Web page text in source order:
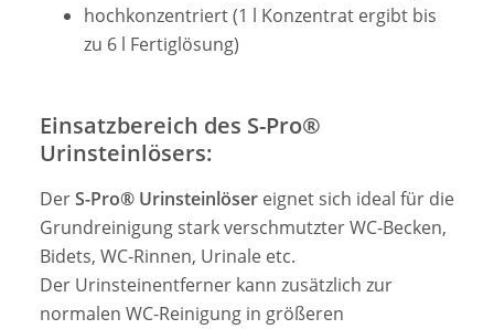
hochkonzentriert (1 l Konzentrat ergibt bis
zu 6 l Fertiglösung)
Einsatzbereich des S-Pro®
Urinsteinlösers:
DerS-Pro® Urinsteinlöser eignet sich ideal für die
Grundreinigung stark verschmutzter WC-Becken,
Bidets, WC-Rinnen, Urinale etc.
Der Urinsteinentferner kann zusätzlich zur
normalen WC-Reinigung in größeren